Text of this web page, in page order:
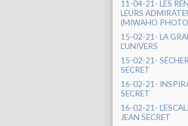
11-04-21- LES
LEURS
(MIWAHO
15-02-21- LA
L'UNIVERS
15-02-21-
SECRET
16-02-21-
SECRET
16-02-21-
JEAN SECRET